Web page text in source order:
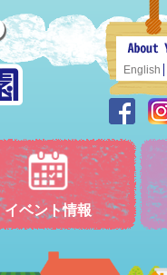
English
イベント情報